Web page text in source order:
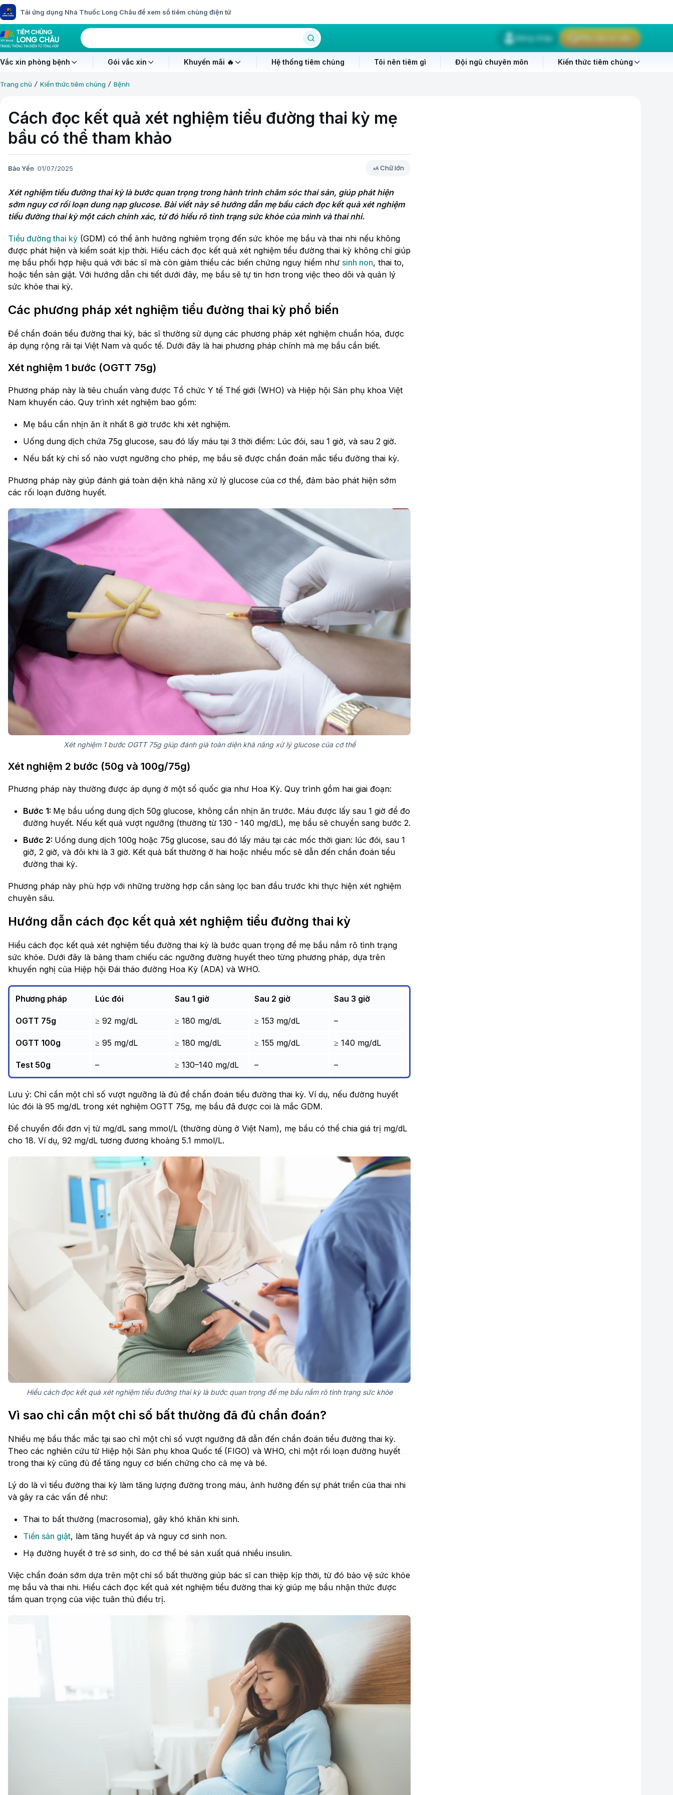
Tải ứng dụng Nhà Thuốc Long Châu để xem sổ tiêm chủng điện tử
Đăng nhập Yêu cầu tư vấn
Vắc xin phòng bệnh Gói vắc xin Khuyến mãi 🔥 Hệ thống tiêm chủng Tôi nên tiêm gì Đội ngũ chuyên môn Kiến thức tiêm chủng
Trang chủ Kiến thức tiêm chủng Bệnh
Cách đọc kết quả xét nghiệm tiểu đường thai kỳ mẹ
bầu có thể tham khảo
Bảo Yến 01/07/2025 Chữ lớn
Xét nghiệm tiểu đường thai kỳ là bước quan trọng trong hành trình chăm sóc thai sản, giúp phát hiện
sớm nguy cơ rối loạn dung nạp glucose. Bài viết này sẽ hướng dẫn mẹ bầu cách đọc kết quả xét nghiệm
tiểu đường thai kỳ một cách chính xác, từ đó hiểu rõ tình trạng sức khỏe của mình và thai nhi.
Tiểu đường thai kỳ (GDM) có thể ảnh hưởng nghiêm trọng đến sức khỏe mẹ bầu và thai nhi nếu không
được phát hiện và kiểm soát kịp thời. Hiểu cách đọc kết quả xét nghiệm tiểu đường thai kỳ không chỉ giúp
mẹ bầu phối hợp hiệu quả với bác sĩ mà còn giảm thiểu các biến chứng nguy hiểm như sinh non, thai to,
hoặc tiền sản giật. Với hướng dẫn chi tiết dưới đây, mẹ bầu sẽ tự tin hơn trong việc theo dõi và quản lý
sức khỏe thai kỳ.
Các phương pháp xét nghiệm tiểu đường thai kỳ phổ biến
Để chẩn đoán tiểu đường thai kỳ, bác sĩ thường sử dụng các phương pháp xét nghiệm chuẩn hóa, được
áp dụng rộng rãi tại Việt Nam và quốc tế. Dưới đây là hai phương pháp chính mà mẹ bầu cần biết.
Xét nghiệm 1 bước (OGTT 75g)
Phương pháp này là tiêu chuẩn vàng được Tổ chức Y tế Thế giới (WHO) và Hiệp hội Sản phụ khoa Việt
Nam khuyến cáo. Quy trình xét nghiệm bao gồm:
Mẹ bầu cần nhịn ăn ít nhất 8 giờ trước khi xét nghiệm.
Uống dung dịch chứa 75g glucose, sau đó lấy máu tại 3 thời điểm: Lúc đói, sau 1 giờ, và sau 2 giờ.
Nếu bất kỳ chỉ số nào vượt ngưỡng cho phép, mẹ bầu sẽ được chẩn đoán mắc tiểu đường thai kỳ.
Phương pháp này giúp đánh giá toàn diện khả năng xử lý glucose của cơ thể, đảm bảo phát hiện sớm
các rối loạn đường huyết.
Xét nghiệm 1 bước OGTT 75g giúp đánh giá toàn diện khả năng xử lý glucose của cơ thể
Xét nghiệm 2 bước (50g và 100g/75g)
Phương pháp này thường được áp dụng ở một số quốc gia như Hoa Kỳ. Quy trình gồm hai giai đoạn:
Bước 1: Mẹ bầu uống dung dịch 50g glucose, không cần nhịn ăn trước. Máu được lấy sau 1 giờ để đo
đường huyết. Nếu kết quả vượt ngưỡng (thường từ 130 - 140 mg/dL), mẹ bầu sẽ chuyển sang bước 2.
Bước 2: Uống dung dịch 100g hoặc 75g glucose, sau đó lấy máu tại các mốc thời gian: lúc đói, sau 1
giờ, 2 giờ, và đôi khi là 3 giờ. Kết quả bất thường ở hai hoặc nhiều mốc sẽ dẫn đến chẩn đoán tiểu
đường thai kỳ.
Phương pháp này phù hợp với những trường hợp cần sàng lọc ban đầu trước khi thực hiện xét nghiệm
chuyên sâu.
Hướng dẫn cách đọc kết quả xét nghiệm tiểu đường thai kỳ
Hiểu cách đọc kết quả xét nghiệm tiểu đường thai kỳ là bước quan trọng để mẹ bầu nắm rõ tình trạng
sức khỏe. Dưới đây là bảng tham chiếu các ngưỡng đường huyết theo từng phương pháp, dựa trên
khuyến nghị của Hiệp hội Đái tháo đường Hoa Kỳ (ADA) và WHO.
Phương pháp Lúc đói Sau 1 giờ Sau 2 giờ Sau 3 giờ
OGTT 75g ≥ 92 mg/dL ≥ 180 mg/dL ≥ 153 mg/dL –
OGTT 100g ≥ 95 mg/dL ≥ 180 mg/dL ≥ 155 mg/dL ≥ 140 mg/dL
Test 50g – ≥ 130–140 mg/dL – –
Lưu ý: Chỉ cần một chỉ số vượt ngưỡng là đủ để chẩn đoán tiểu đường thai kỳ. Ví dụ, nếu đường huyết
lúc đói là 95 mg/dL trong xét nghiệm OGTT 75g, mẹ bầu đã được coi là mắc GDM.
Để chuyển đổi đơn vị từ mg/dL sang mmol/L (thường dùng ở Việt Nam), mẹ bầu có thể chia giá trị mg/dL
cho 18. Ví dụ, 92 mg/dL tương đương khoảng 5.1 mmol/L.
Hiểu cách đọc kết quả xét nghiệm tiểu đường thai kỳ là bước quan trọng để mẹ bầu nắm rõ tình trạng sức khỏe
Vì sao chỉ cần một chỉ số bất thường đã đủ chẩn đoán?
Nhiều mẹ bầu thắc mắc tại sao chỉ một chỉ số vượt ngưỡng đã dẫn đến chẩn đoán tiểu đường thai kỳ.
Theo các nghiên cứu từ Hiệp hội Sản phụ khoa Quốc tế (FIGO) và WHO, chỉ một rối loạn đường huyết
trong thai kỳ cũng đủ để tăng nguy cơ biến chứng cho cả mẹ và bé.
Lý do là vì tiểu đường thai kỳ làm tăng lượng đường trong máu, ảnh hưởng đến sự phát triển của thai nhi
và gây ra các vấn đề như:
Thai to bất thường (macrosomia), gây khó khăn khi sinh.
Tiền sản giật, làm tăng huyết áp và nguy cơ sinh non.
Hạ đường huyết ở trẻ sơ sinh, do cơ thể bé sản xuất quá nhiều insulin.
Việc chẩn đoán sớm dựa trên một chỉ số bất thường giúp bác sĩ can thiệp kịp thời, từ đó bảo vệ sức khỏe
mẹ bầu và thai nhi. Hiểu cách đọc kết quả xét nghiệm tiểu đường thai kỳ giúp mẹ bầu nhận thức được
tầm quan trọng của việc tuân thủ điều trị.